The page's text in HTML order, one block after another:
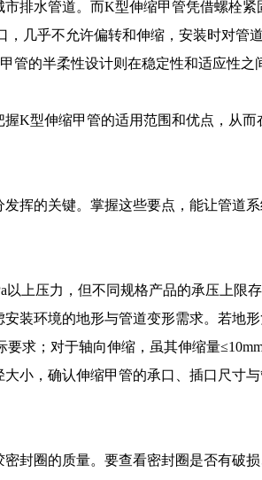
排水管道。而K型伸缩甲管凭借螺栓紧
几乎不允许偏转和伸缩，安装时对管
管的半柔性设计则在稳定性和适应性之
K型伸缩甲管的适用范围和优点，从而
挥的关键。掌握这些要点，能让管道
上压力，但不同规格产品的承压上限
装环境的地形与管道变形需求。若地
求；对于轴向伸缩，虽其伸缩量
小，确认伸缩甲管的承口、插口尺寸
封圈的质量。要查看密封圈是否有破损